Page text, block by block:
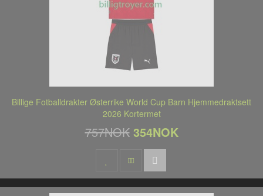
Billige Fotballdrakter Østerrike World Cup Barn Hjemmedraktsett
2026 Kortermet
757NOK 354NOK